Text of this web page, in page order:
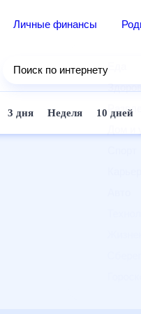
Личные финансы
Поиск по интернету
3 дня Неделя 10